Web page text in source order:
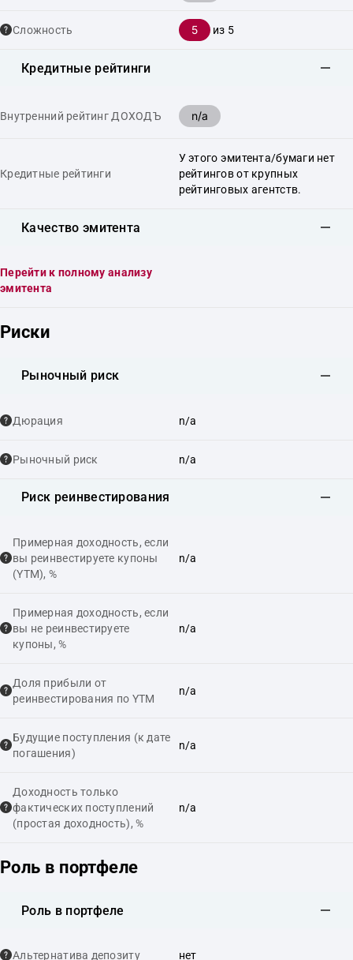
Сложность 5 из 5
Кредитные рейтинги
Внутренний рейтинг ДОХОДЪ n/a
Кредитные рейтинги
У этого эмитента/бумаги нет
рейтингов от крупных
рейтинговых агентств.
Качество эмитента
Перейти к полному анализу
эмитента
Риски
Рыночный риск
Дюрация n/a
Рыночный риск n/a
Риск реинвестирования
Примерная доходность, если
вы реинвестируете купоны
(YTM), %
n/a
Примерная доходность, если
вы не реинвестируете
купоны, %
n/a
Доля прибыли от
реинвестирования по YTM
n/a
Будущие поступления (к дате
погашения)
n/a
Доходность только
фактических поступлений
(простая доходность), %
n/a
Роль в портфеле
Роль в портфеле
Альтернатива депозиту нет